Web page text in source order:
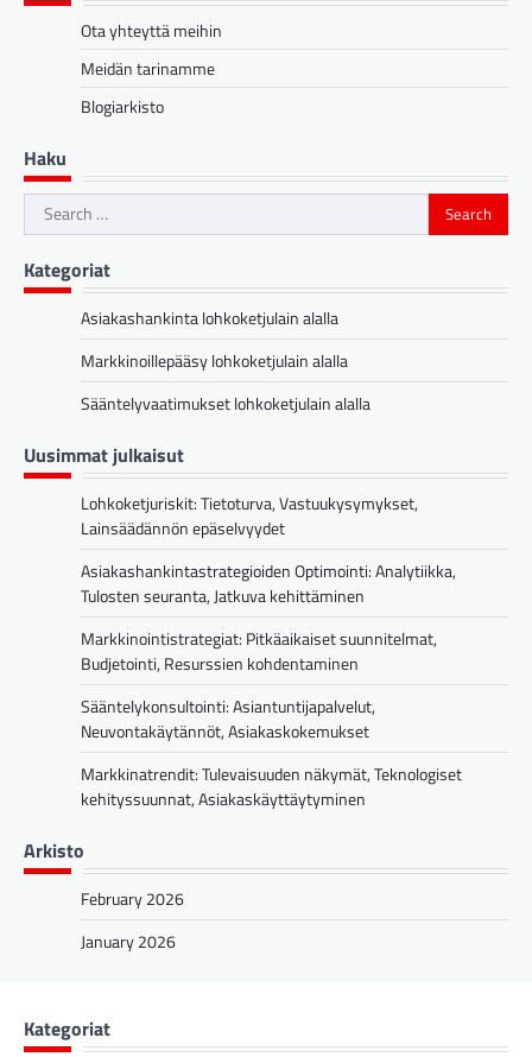
Ota yhteyttä meihin
Meidän tarinamme
Blogiarkisto
Haku
Search
for:
Kategoriat
Asiakashankinta lohkoketjulain alalla
Markkinoillepääsy lohkoketjulain alalla
Sääntelyvaatimukset lohkoketjulain alalla
Uusimmat julkaisut
Lohkoketjuriskit: Tietoturva, Vastuukysymykset,
Lainsäädännön epäselvyydet
Asiakashankintastrategioiden Optimointi: Analytiikka,
Tulosten seuranta, Jatkuva kehittäminen
Markkinointistrategiat: Pitkäaikaiset suunnitelmat,
Budjetointi, Resurssien kohdentaminen
Sääntelykonsultointi: Asiantuntijapalvelut,
Neuvontakäytännöt, Asiakaskokemukset
Markkinatrendit: Tulevaisuuden näkymät, Teknologiset
kehityssuunnat, Asiakaskäyttäytyminen
Arkisto
February 2026
January 2026
Kategoriat